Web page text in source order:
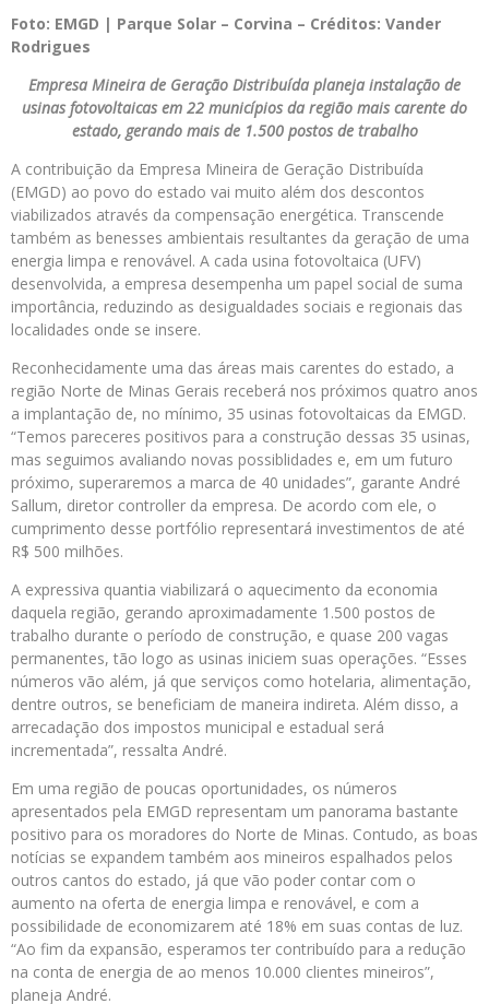
Foto: EMGD | Parque Solar – Corvina – Créditos: Vander
Rodrigues
Empresa Mineira de Geração Distribuída planeja instalação de
usinas fotovoltaicas em 22 municípios da região mais carente do
estado, gerando mais de 1.500 postos de trabalho
A contribuição da Empresa Mineira de Geração Distribuída
(EMGD) ao povo do estado vai muito além dos descontos
viabilizados através da compensação energética. Transcende
também as benesses ambientais resultantes da geração de uma
energia limpa e renovável. A cada usina fotovoltaica (UFV)
desenvolvida, a empresa desempenha um papel social de suma
importância, reduzindo as desigualdades sociais e regionais das
localidades onde se insere.
Reconhecidamente uma das áreas mais carentes do estado, a
região Norte de Minas Gerais receberá nos próximos quatro anos
a implantação de, no mínimo, 35 usinas fotovoltaicas da EMGD.
“Temos pareceres positivos para a construção dessas 35 usinas,
mas seguimos avaliando novas possiblidades e, em um futuro
próximo, superaremos a marca de 40 unidades”, garante André
Sallum, diretor controller da empresa. De acordo com ele, o
cumprimento desse portfólio representará investimentos de até
R$ 500 milhões.
A expressiva quantia viabilizará o aquecimento da economia
daquela região, gerando aproximadamente 1.500 postos de
trabalho durante o período de construção, e quase 200 vagas
permanentes, tão logo as usinas iniciem suas operações. “Esses
números vão além, já que serviços como hotelaria, alimentação,
dentre outros, se beneficiam de maneira indireta. Além disso, a
arrecadação dos impostos municipal e estadual será
incrementada”, ressalta André.
Em uma região de poucas oportunidades, os números
apresentados pela EMGD representam um panorama bastante
positivo para os moradores do Norte de Minas. Contudo, as boas
notícias se expandem também aos mineiros espalhados pelos
outros cantos do estado, já que vão poder contar com o
aumento na oferta de energia limpa e renovável, e com a
possibilidade de economizarem até 18% em suas contas de luz.
“Ao fim da expansão, esperamos ter contribuído para a redução
na conta de energia de ao menos 10.000 clientes mineiros”,
planeja André.